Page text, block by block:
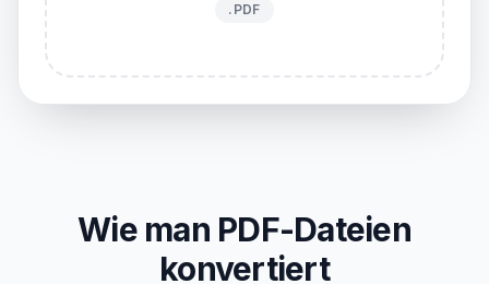
.PDF
Wie man PDF-Dateien
konvertiert